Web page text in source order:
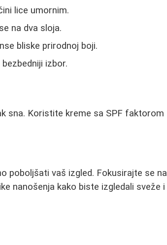
lice umornim.
na dva sloja.
bliske prirodnoj boji.
izbor.
sna. Koristite kreme sa SPF faktorom
poboljšati vaš izgled. Fokusirajte se na
nanošenja kako biste izgledali sveže i